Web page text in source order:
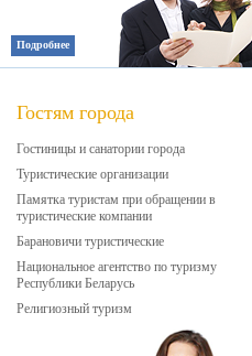
Подробнее
Гостям города
Гостиницы и санатории города
Туристические организации
Памятка туристам при обращении в
туристические компании
Барановичи туристические
Национальное агентство по туризму
Республики Беларусь
Религиозный туризм